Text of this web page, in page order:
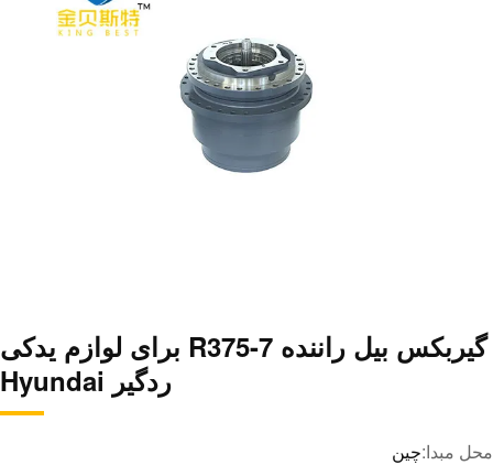
گیربکس بیل راننده R375-7 برای لوازم یدکی
ردگیر Hyundai
محل مبدا:چين